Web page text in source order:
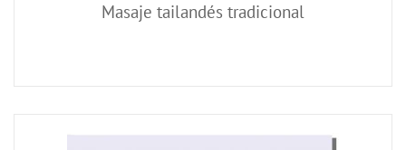
Masaje tailandés tradicional